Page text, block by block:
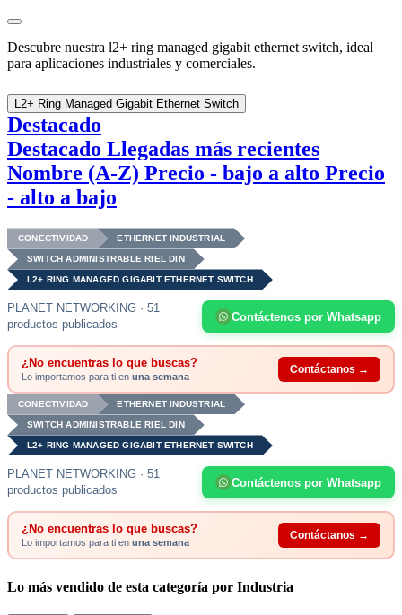
Descubre nuestra l2+ ring managed gigabit ethernet switch, ideal
para aplicaciones industriales y comerciales.
L2+ Ring Managed Gigabit Ethernet Switch
Destacado
Destacado Llegadas más recientes
Nombre (A-Z) Precio - bajo a alto Precio
- alto a bajo
CONECTIVIDAD ETHERNET INDUSTRIAL
SWITCH ADMINISTRABLE RIEL DIN
L2+ RING MANAGED GIGABIT ETHERNET SWITCH
PLANET NETWORKING · 51
productos publicados
Contáctenos por Whatsapp
¿No encuentras lo que buscas?
Lo importamos para ti en una semana
Contáctanos →
CONECTIVIDAD ETHERNET INDUSTRIAL
SWITCH ADMINISTRABLE RIEL DIN
L2+ RING MANAGED GIGABIT ETHERNET SWITCH
PLANET NETWORKING · 51
productos publicados
Contáctenos por Whatsapp
¿No encuentras lo que buscas?
Lo importamos para ti en una semana
Contáctanos →
Lo más vendido de esta categoría por Industria